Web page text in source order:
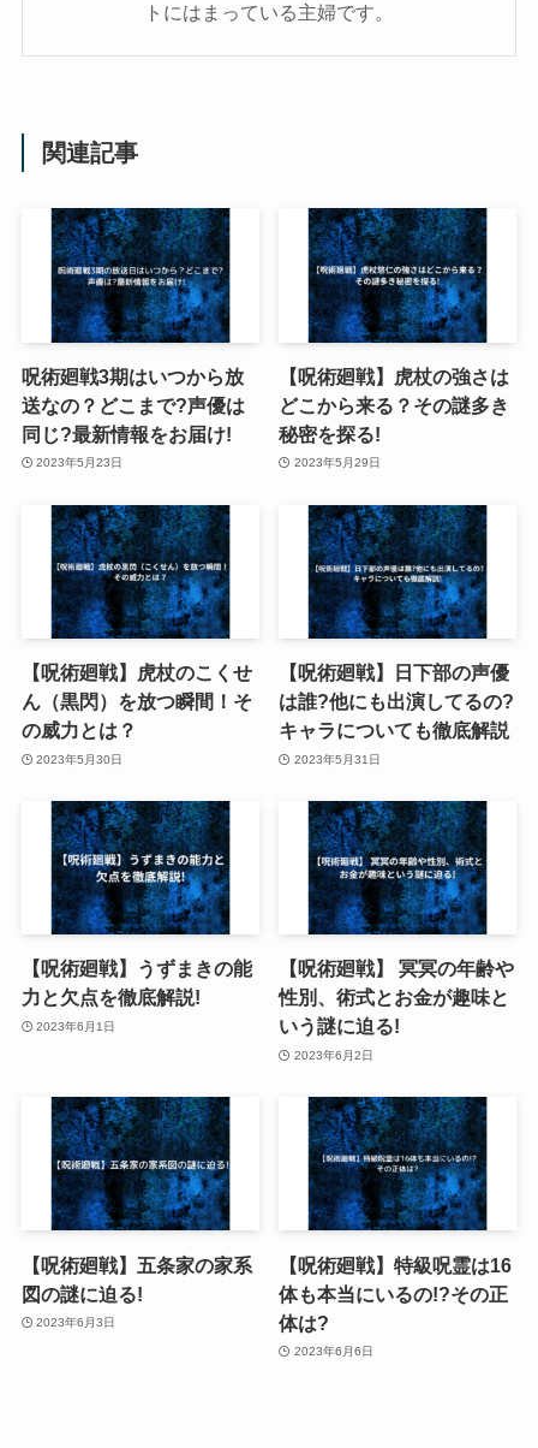
トにはまっている主婦です。
関連記事
呪術廻戦3期はいつから放
送なの？どこまで?声優は
同じ?最新情報をお届け!
2023年5月23日
【呪術廻戦】虎杖の強さは
どこから来る？その謎多き
秘密を探る!
2023年5月29日
【呪術廻戦】虎杖のこくせ
ん（黒閃）を放つ瞬間！そ
の威力とは？
2023年5月30日
【呪術廻戦】日下部の声優
は誰?他にも出演してるの?
キャラについても徹底解説
2023年5月31日
【呪術廻戦】うずまきの能
力と欠点を徹底解説!
2023年6月1日
【呪術廻戦】 冥冥の年齢や
性別、術式とお金が趣味と
いう謎に迫る!
2023年6月2日
【呪術廻戦】五条家の家系
図の謎に迫る!
2023年6月3日
【呪術廻戦】特級呪霊は16
体も本当にいるの!?その正
体は?
2023年6月6日